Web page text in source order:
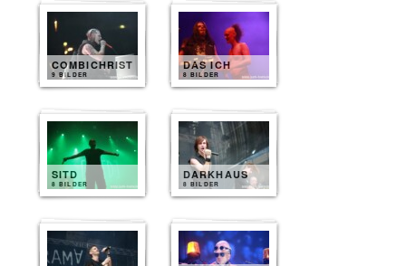
COMBICHRIST
9 BILDER
DAS ICH
8 BILDER
SITD
8 BILDER
DARKHAUS
8 BILDER